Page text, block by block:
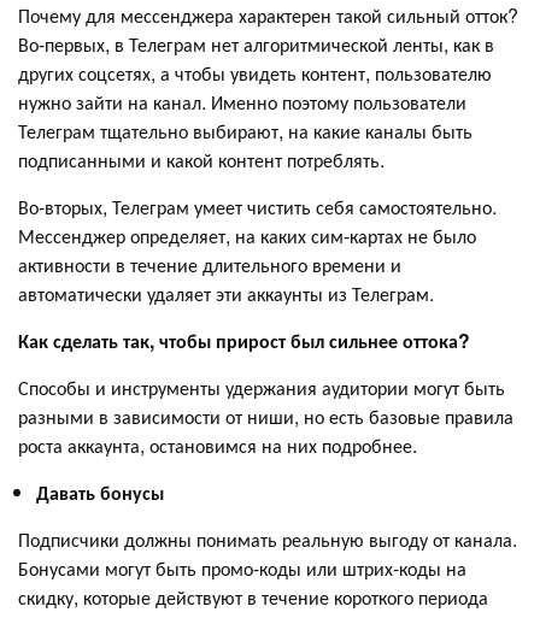
Почему для мессенджера характерен такой сильный отток?
Во-первых, в Телеграм нет алгоритмической ленты, как в
других соцсетях, а чтобы увидеть контент, пользователю
нужно зайти на канал. Именно поэтому пользователи
Телеграм тщательно выбирают, на какие каналы быть
подписанными и какой контент потреблять.
Во-вторых, Телеграм умеет чистить себя самостоятельно.
Мессенджер определяет, на каких сим-картах не было
активности в течение длительного времени и
автоматически удаляет эти аккаунты из Телеграм.
Как сделать так, чтобы прирост был сильнее оттока?
Способы и инструменты удержания аудитории могут быть
разными в зависимости от ниши, но есть базовые правила
роста аккаунта, остановимся на них подробнее.
Давать бонусы
Подписчики должны понимать реальную выгоду от канала.
Бонусами могут быть промо-коды или штрих-коды на
скидку, которые действуют в течение короткого периода